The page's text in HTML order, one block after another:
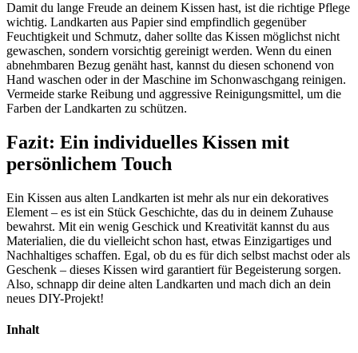
Damit du lange Freude an deinem Kissen hast, ist die richtige Pflege
wichtig. Landkarten aus Papier sind empfindlich gegenüber
Feuchtigkeit und Schmutz, daher sollte das Kissen möglichst nicht
gewaschen, sondern vorsichtig gereinigt werden. Wenn du einen
abnehmbaren Bezug genäht hast, kannst du diesen schonend von
Hand waschen oder in der Maschine im Schonwaschgang reinigen.
Vermeide starke Reibung und aggressive Reinigungsmittel, um die
Farben der Landkarten zu schützen.
Fazit: Ein individuelles Kissen mit
persönlichem Touch
Ein Kissen aus alten Landkarten ist mehr als nur ein dekoratives
Element – es ist ein Stück Geschichte, das du in deinem Zuhause
bewahrst. Mit ein wenig Geschick und Kreativität kannst du aus
Materialien, die du vielleicht schon hast, etwas Einzigartiges und
Nachhaltiges schaffen. Egal, ob du es für dich selbst machst oder als
Geschenk – dieses Kissen wird garantiert für Begeisterung sorgen.
Also, schnapp dir deine alten Landkarten und mach dich an dein
neues DIY-Projekt!
Inhalt